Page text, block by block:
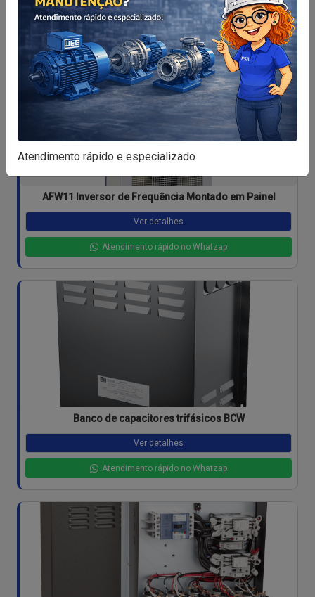
Atendimento rápido e especializado
Atendimento rápido no Whatzap
AFW11 Inversor de Frequência Montado em Painel
Ver detalhes
Atendimento rápido no Whatzap
Banco de capacitores trifásicos BCW
Ver detalhes
Atendimento rápido no Whatzap